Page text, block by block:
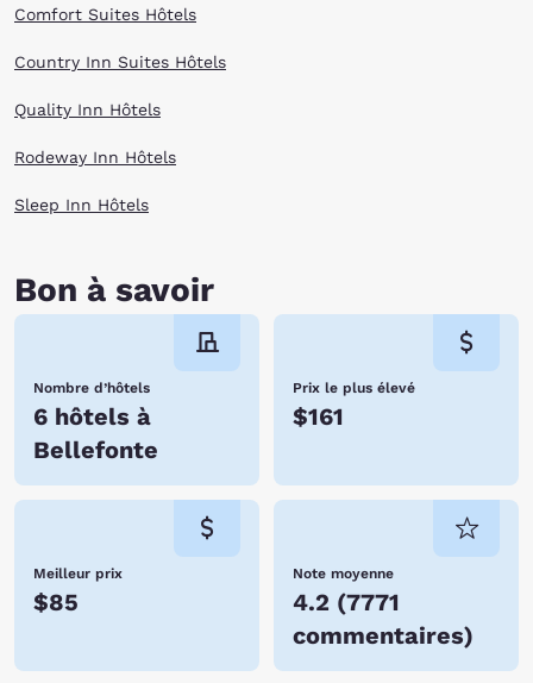
Comfort Suites Hôtels
Country Inn Suites Hôtels
Quality Inn Hôtels
Rodeway Inn Hôtels
Sleep Inn Hôtels
Bon à savoir
Nombre d’hôtels
6 hôtels à
Bellefonte
Prix le plus élevé
$161
Meilleur prix
$85
Note moyenne
4.2 (7771
commentaires)